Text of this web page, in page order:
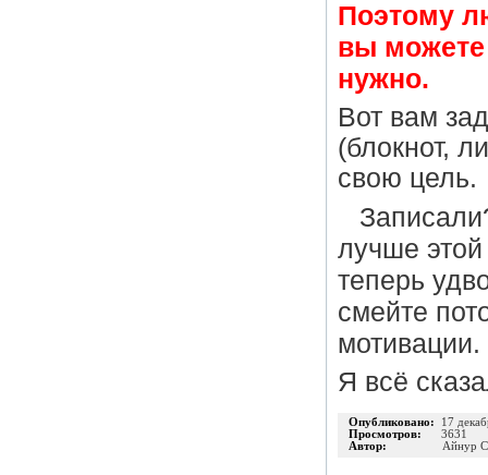
Поэтому
вы можете
нужно.
Вот вам
(блокнот,
свою цель.
лучше
теперь
смейте
мотивации.
Я всё
Опубликовано: 17
Просмотров: 3631
Автор:
Айнур